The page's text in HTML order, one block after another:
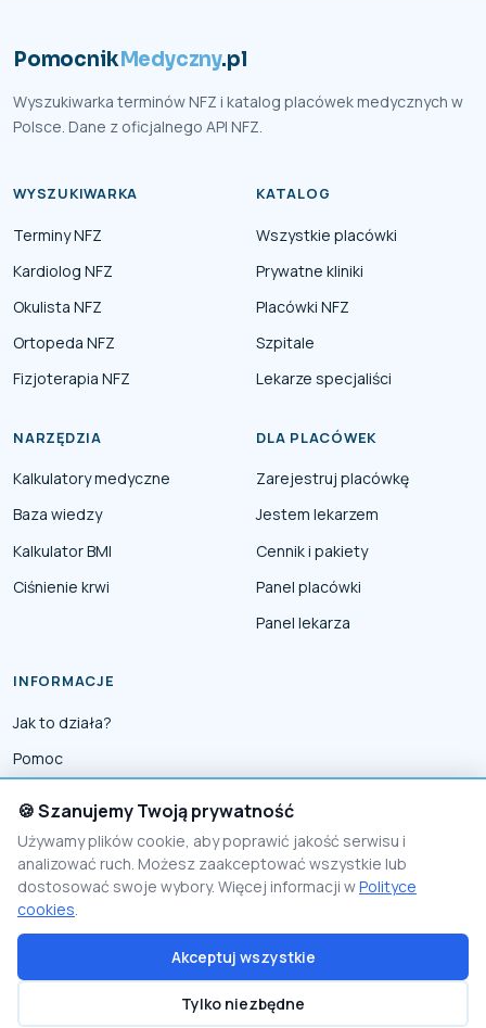
PomocnikMedyczny.pl
Wyszukiwarka terminów NFZ i katalog placówek medycznych w
Polsce. Dane z oficjalnego API NFZ.
WYSZUKIWARKA
Terminy NFZ
Kardiolog NFZ
Okulista NFZ
Ortopeda NFZ
Fizjoterapia NFZ
KATALOG
Wszystkie placówki
Prywatne kliniki
Placówki NFZ
Szpitale
Lekarze specjaliści
NARZĘDZIA
Kalkulatory medyczne
Baza wiedzy
Kalkulator BMI
Ciśnienie krwi
DLA PLACÓWEK
Zarejestruj placówkę
Jestem lekarzem
Cennik i pakiety
Panel placówki
Panel lekarza
INFORMACJE
Jak to działa?
Pomoc
Reklama
Polityka prywatności
Polityka Cookies
© 2026 PomocnikMedyczny
Visio Lab - rozwiązania e-commerce
🍪 Szanujemy Twoją prywatność
Używamy plików cookie, aby poprawić jakość serwisu i
analizować ruch. Możesz zaakceptować wszystkie lub
dostosować swoje wybory. Więcej informacji wPolityce
cookies.
Akceptuj wszystkie
Tylko niezbędne